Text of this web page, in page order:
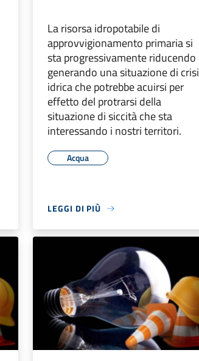
La risorsa idropotabile di
approvvigionamento primaria si
sta progressivamente riducendo
generando una situazione di crisi
idrica che potrebbe acuirsi per
effetto del protrarsi della
situazione di siccità che sta
interessando i nostri territori.
Acqua
LEGGI DI PIÙ